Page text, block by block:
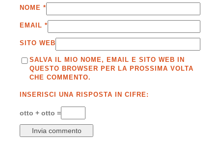
NOME *
EMAIL *
SITO WEB
SALVA IL MIO NOME, EMAIL E SITO WEB IN
QUESTO BROWSER PER LA PROSSIMA VOLTA
CHE COMMENTO.
INSERISCI UNA RISPOSTA IN CIFRE:
otto + otto =